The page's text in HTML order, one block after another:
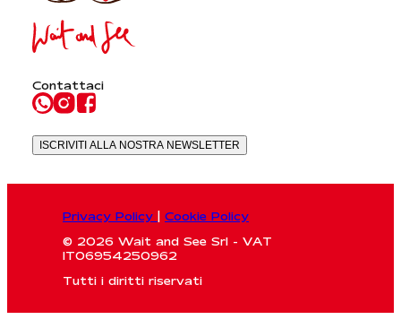
Contattaci
ISCRIVITI ALLA NOSTRA NEWSLETTER
Privacy Policy
Cookie Policy
© 2026 Wait and See Srl - VAT
IT06954250962
Tutti i diritti riservati